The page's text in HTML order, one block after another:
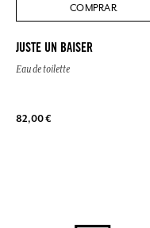
COMPRAR
JUSTE UN BAISER
Eau de toilette
82,00 €